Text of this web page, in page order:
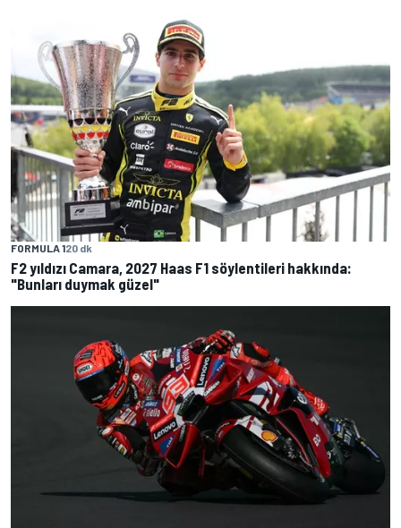
FORMULA 120 dk
F2 yıldızı Camara, 2027 Haas F1 söylentileri hakkında:
"Bunları duymak güzel"